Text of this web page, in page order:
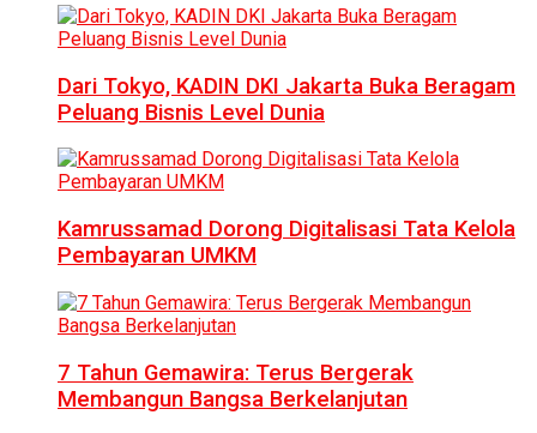
Dari Tokyo, KADIN DKI Jakarta Buka Beragam
Peluang Bisnis Level Dunia
Kamrussamad Dorong Digitalisasi Tata Kelola
Pembayaran UMKM
7 Tahun Gemawira: Terus Bergerak
Membangun Bangsa Berkelanjutan